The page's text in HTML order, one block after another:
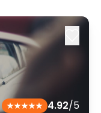
4.92/5